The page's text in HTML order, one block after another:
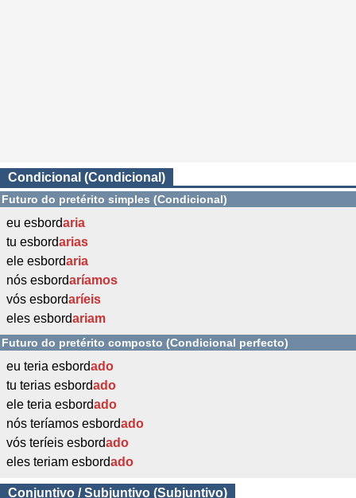
Condicional (Condicional)
Futuro do pretérito simples (Condicional)
eu esbordaria
tu esbordarias
ele esbordaria
nós esbordaríamos
vós esbordaríeis
eles esbordariam
Futuro do pretérito composto (Condicional perfecto)
eu teria esbordado
tu terias esbordado
ele teria esbordado
nós teríamos esbordado
vós teríeis esbordado
eles teriam esbordado
Conjuntivo / Subjuntivo (Subjuntivo)